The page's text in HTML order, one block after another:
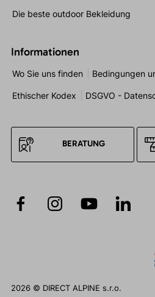
Die beste outdoor Bekleidung
Informationen
Wo Sie uns finden Bedingungen
Ethischer Kodex DSGVO -
BERATUNG
2026 © DIRECT ALPINE s.r.o.